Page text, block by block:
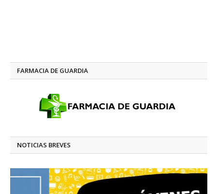
FARMACIA DE GUARDIA
NOTICIAS BREVES